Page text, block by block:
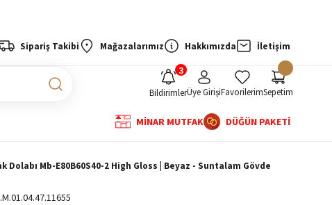
Sipariş Takibi Mağazalarımız Hakkımızda İletişim
BildirimlerÜye GirişiFavorilerimSepetim
MİNAR MUTFAK DÜĞÜN PAKETİ
Dolabı Mb-E80B60S40-2 High Gloss | Beyaz - Suntalam Gövde